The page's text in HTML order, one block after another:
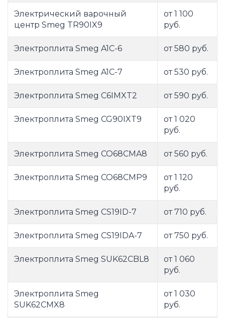
Электрический варочный
центр Smeg TR90IX9
от 1 100
руб.
Электроплита Smeg A1C-6 от 580 руб.
Электроплита Smeg A1C-7 от 530 руб.
Электроплита Smeg C6IMXT2 от 590 руб.
Электроплита Smeg CG90IXT9
от 1 020
руб.
Электроплита Smeg CO68CMA8 от 560 руб.
Электроплита Smeg CO68CMP9
от 1 120
руб.
Электроплита Smeg CS19ID-7 от 710 руб.
Электроплита Smeg CS19IDA-7 от 750 руб.
Электроплита Smeg SUK62CBL8
от 1 060
руб.
Электроплита Smeg
SUK62CMX8
от 1 030
руб.